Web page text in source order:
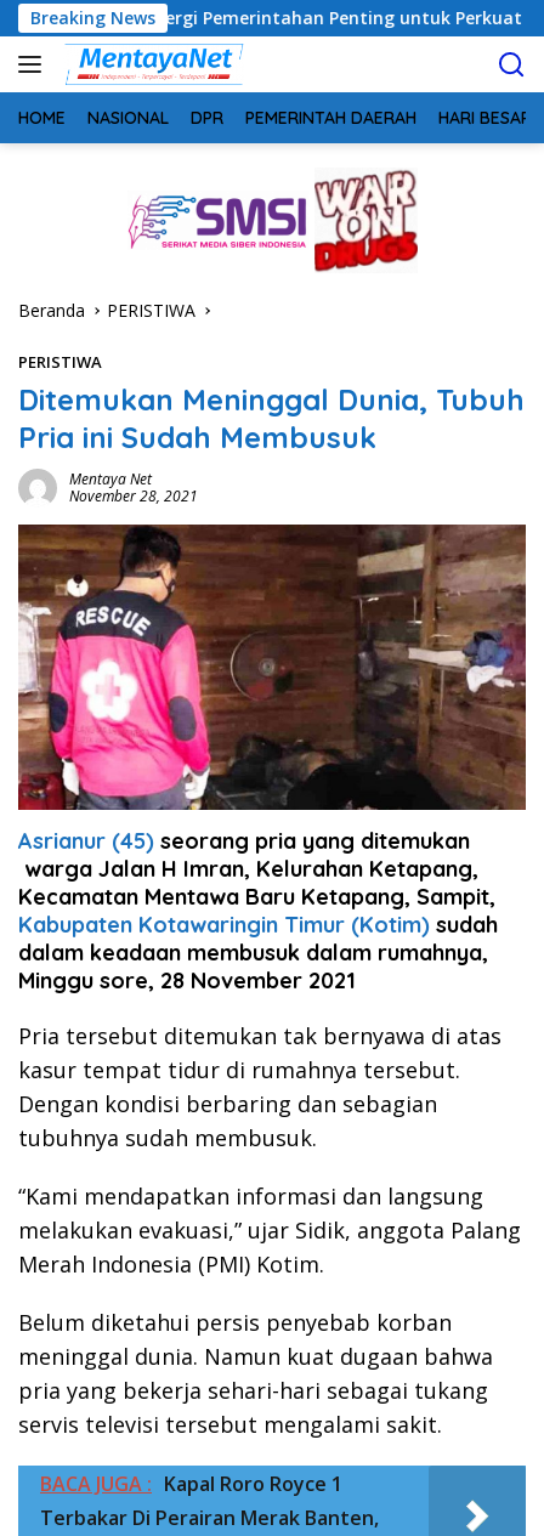
Langsung
ke
konten
Breaking News
Sinergi Pemerintahan Penting untuk Perkuat Pembangunan
HOME NASIONAL DPR PEMERINTAH DAERAH HARI BESAR
Beranda PERISTIWA
PERISTIWA
Ditemukan Meninggal Dunia, Tubuh
Pria ini Sudah Membusuk
Mentaya Net
November 28, 2021
Asrianur (45) seorang pria yang ditemukan
warga Jalan H Imran, Kelurahan Ketapang,
Kecamatan Mentawa Baru Ketapang, Sampit,
Kabupaten Kotawaringin Timur (Kotim) sudah
dalam keadaan membusuk dalam rumahnya,
Minggu sore, 28 November 2021
Pria tersebut ditemukan tak bernyawa di atas
kasur tempat tidur di rumahnya tersebut.
Dengan kondisi berbaring dan sebagian
tubuhnya sudah membusuk.
“Kami mendapatkan informasi dan langsung
melakukan evakuasi,” ujar Sidik, anggota Palang
Merah Indonesia (PMI) Kotim.
Belum diketahui persis penyebab korban
meninggal dunia. Namun kuat dugaan bahwa
pria yang bekerja sehari-hari sebagai tukang
servis televisi tersebut mengalami sakit.
BACA JUGA : Kapal Roro Royce 1
Terbakar Di Perairan Merak Banten,